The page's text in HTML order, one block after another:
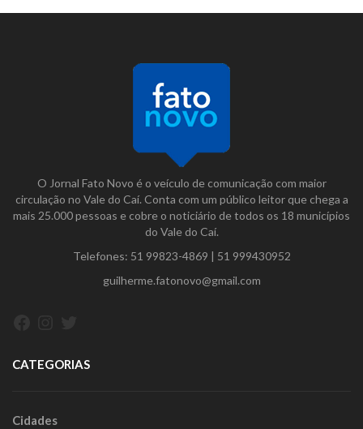
O Jornal Fato Novo é o veículo de comunicação com maior
circulação no Vale do Caí. Conta com um público leitor que chega a
mais 25.000 pessoas e cobre o noticiário de todos os 18 municípios
do Vale do Caí.
Telefones: 51 99823-4869
51 999430952
guilherme.fatonovo@gmail.com
CATEGORIAS
Cidades